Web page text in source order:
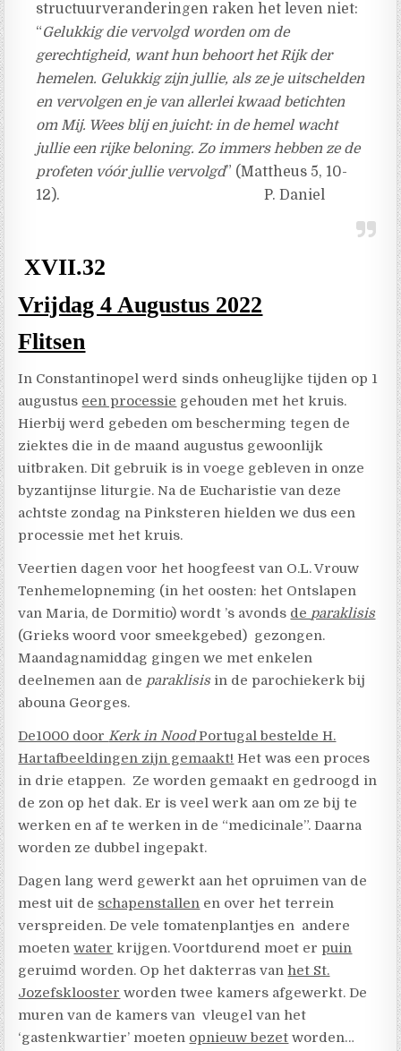
structuurveranderingen raken het leven niet:
“Gelukkig die vervolgd worden om de
gerechtigheid, want hun behoort het Rijk der
hemelen. Gelukkig zijn jullie, als ze je uitschelden
en vervolgen en je van allerlei kwaad betichten
om Mij. Wees blij en juicht: in de hemel wacht
jullie een rijke beloning. Zo immers hebben ze de
profeten vóór jullie vervolgd” (Mattheus 5, 10-
12). P. Daniel
XVII.32
Vrijdag 4 Augustus 2022
Flitsen
In Constantinopel werd sinds onheuglijke tijden op 1
augustus een processie gehouden met het kruis.
Hierbij werd gebeden om bescherming tegen de
ziektes die in de maand augustus gewoonlijk
uitbraken. Dit gebruik is in voege gebleven in onze
byzantijnse liturgie. Na de Eucharistie van deze
achtste zondag na Pinksteren hielden we dus een
processie met het kruis.
Veertien dagen voor het hoogfeest van O.L. Vrouw
Tenhemelopneming (in het oosten: het Ontslapen
van Maria, de Dormitio) wordt ’s avonds de paraklisis
(Grieks woord voor smeekgebed) gezongen.
Maandagnamiddag gingen we met enkelen
deelnemen aan de paraklisis in de parochiekerk bij
abouna Georges.
De1000 doorKerk in NoodPortugal bestelde H.
Hartafbeeldingen zijn gemaakt! Het was een proces
in drie etappen. Ze worden gemaakt en gedroogd in
de zon op het dak. Er is veel werk aan om ze bij te
werken en af te werken in de “medicinale”. Daarna
worden ze dubbel ingepakt.
Dagen lang werd gewerkt aan het opruimen van de
mest uit de schapenstallen en over het terrein
verspreiden. De vele tomatenplantjes en andere
moetenwater krijgen. Voortdurend moet er puin
geruimd worden. Op het dakterras van het St.
Jozefsklooster worden twee kamers afgewerkt. De
muren van de kamers van vleugel van het
‘gastenkwartier’ moeten opnieuw bezet worden…